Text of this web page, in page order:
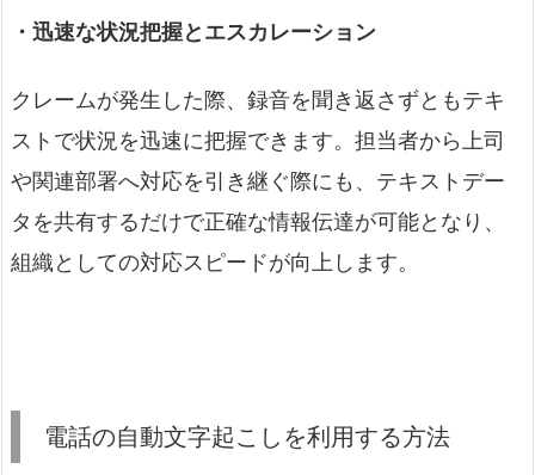
・迅速な状況把握とエスカレーション
クレームが発生した際、録音を聞き返さずともテキ
ストで状況を迅速に把握できます。担当者から上司
や関連部署へ対応を引き継ぐ際にも、テキストデー
タを共有するだけで正確な情報伝達が可能となり、
組織としての対応スピードが向上します。
電話の自動文字起こしを利用する方法